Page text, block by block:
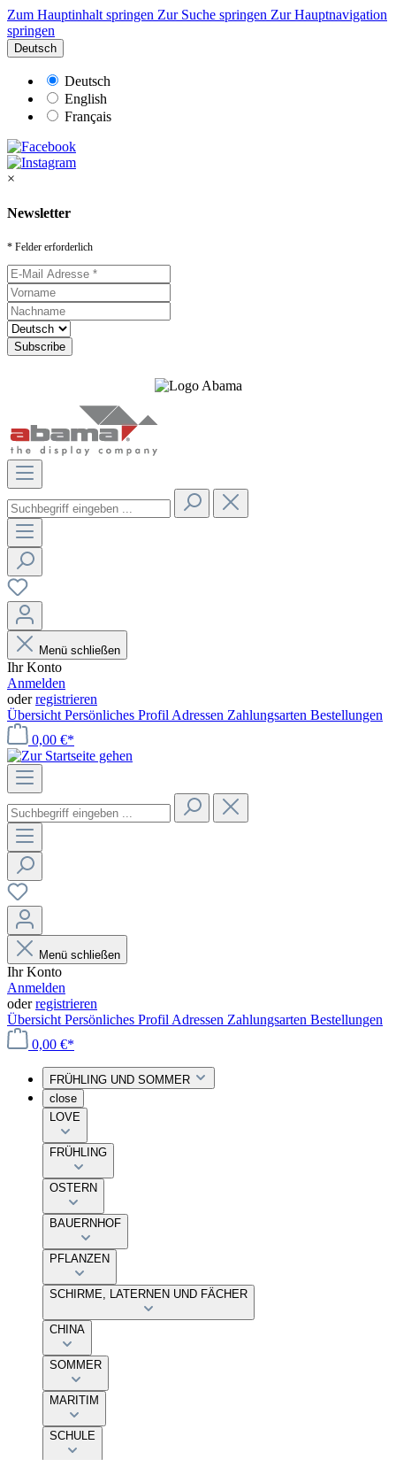
Zum Hauptinhalt springen Zur Suche springen Zur Hauptnavigation
springen
Deutsch
Deutsch
English
Français
×
Newsletter
* Felder erforderlich
Menü schließen
Ihr Konto
Anmelden
oderregistrieren
Übersicht Persönliches Profil Adressen Zahlungsarten Bestellungen
0,00 €*
Menü schließen
Ihr Konto
Anmelden
oderregistrieren
Übersicht Persönliches Profil Adressen Zahlungsarten Bestellungen
0,00 €*
FRÜHLING UND SOMMER
close
LOVE
FRÜHLING
OSTERN
BAUERNHOF
PFLANZEN
SCHIRME, LATERNEN UND FÄCHER
CHINA
SOMMER
MARITIM
SCHULE